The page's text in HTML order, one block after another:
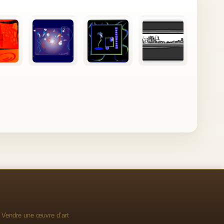
Vendre une œuvre d’art